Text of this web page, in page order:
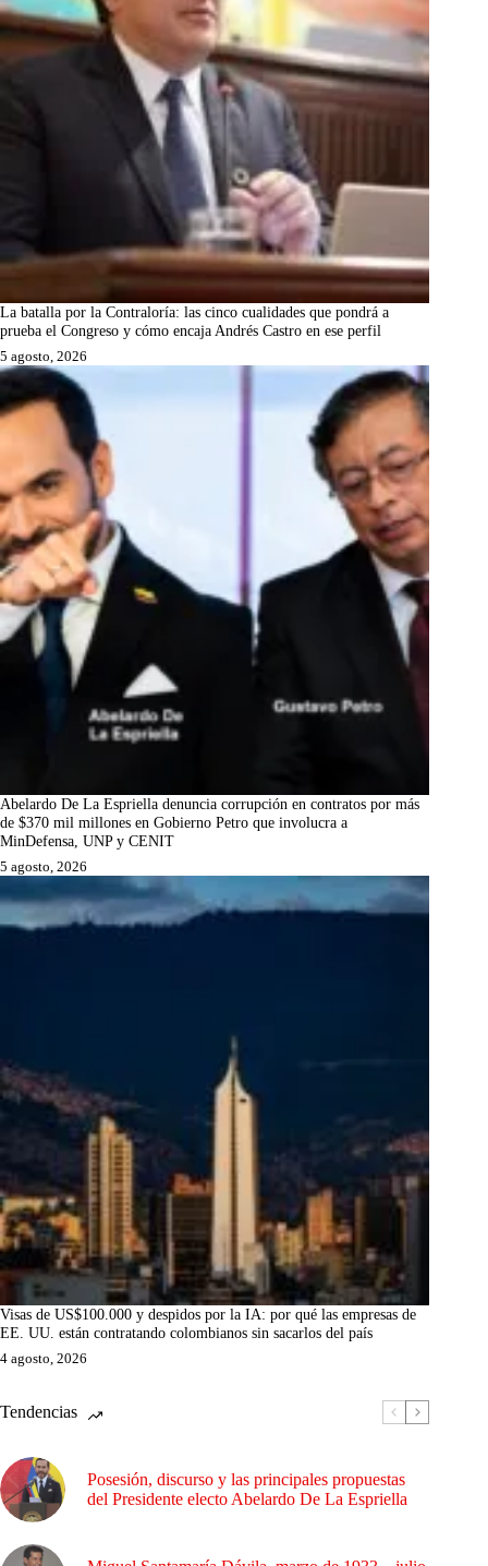
La batalla por la Contraloría: las cinco cualidades que pondrá a
prueba el Congreso y cómo encaja Andrés Castro en ese perfil
5 agosto, 2026
Abelardo De La Espriella denuncia corrupción en contratos por más
de $370 mil millones en Gobierno Petro que involucra a
MinDefensa, UNP y CENIT
5 agosto, 2026
Visas de US$100.000 y despidos por la IA: por qué las empresas de
EE. UU. están contratando colombianos sin sacarlos del país
4 agosto, 2026
Tendencias
Posesión, discurso y las principales propuestas
del Presidente electo Abelardo De La Espriella